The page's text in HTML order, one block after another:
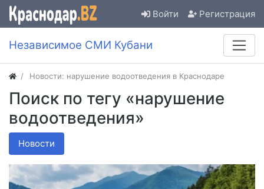
Войти Регистрация
Независимое СМИ Кубани
Новости: нарушение водоотведения в Краснодаре
Поиск по тегу «нарушение
водоотведения»
Новости